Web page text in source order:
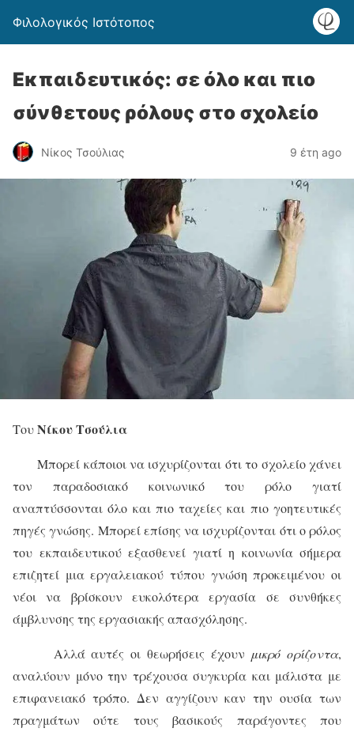
Φιλολογικός Ιστότοπος
Εκπαιδευτικός: σε όλο και πιο
σύνθετους ρόλους στο σχολείο
Νίκος Τσούλιας 9 έτη ago
ΤουΝίκου Τσούλια
Μπορεί κάποιοι να ισχυρίζονται ότι το σχολείο χάνει
τον παραδοσιακό κοινωνικό του ρόλο γιατί
αναπτύσσονται όλο και πιο ταχείες και πιο γοητευτικές
πηγές γνώσης. Μπορεί επίσης να ισχυρίζονται ότι ο ρόλος
του εκπαιδευτικού εξασθενεί γιατί η κοινωνία σήμερα
επιζητεί μια εργαλειακού τύπου γνώση προκειμένου οι
νέοι να βρίσκουν ευκολότερα εργασία σε συνθήκες
άμβλυνσης της εργασιακής απασχόλησης.
Αλλά αυτές οι θεωρήσεις έχουν μικρό ορίζοντα,
αναλύουν μόνο την τρέχουσα συγκυρία και μάλιστα με
επιφανειακό τρόπο. Δεν αγγίζουν καν την ουσία των
πραγμάτων ούτε τους βασικούς παράγοντες που